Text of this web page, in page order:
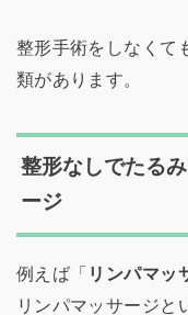
整形手術をしなくて
類があります。
整形なしでたる
ージ
例えば「 リンパマッ
リンパマッサージと